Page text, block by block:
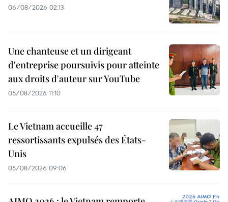
06/08/2026 02:13
Une chanteuse et un dirigeant
d'entreprise poursuivis pour atteinte
aux droits d'auteur sur YouTube
05/08/2026 11:10
Le Vietnam accueille 47
ressortissants expulsés des États-
Unis
05/08/2026 09:06